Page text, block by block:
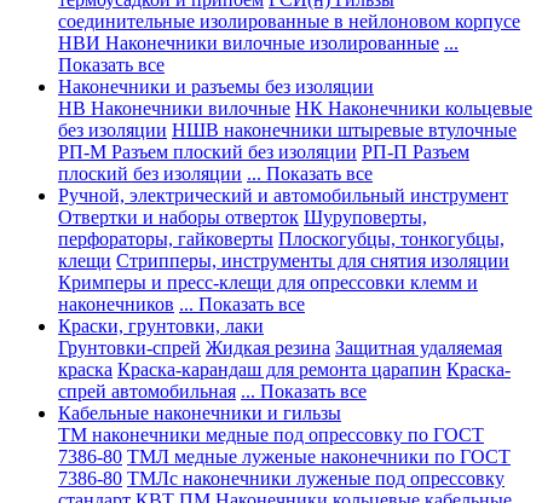
соединительные изолированные в нейлоновом корпусе
НВИ Наконечники вилочные изолированные ...
Показать все
Наконечники и разъемы без изоляции
НВ Наконечники вилочные НК Наконечники кольцевые
без изоляции НШВ наконечники штыревые втулочные
РП-М Разъем плоский без изоляции РП-П Разъем
плоский без изоляции ... Показать все
Ручной, электрический и автомобильный инструмент
Отвертки и наборы отверток Шуруповерты,
перфораторы, гайковерты Плоскогубцы, тонкогубцы,
клещи Стрипперы, инструменты для снятия изоляции
Кримперы и пресс-клещи для опрессовки клемм и
наконечников ... Показать все
Краски, грунтовки, лаки
Грунтовки-спрей Жидкая резина Защитная удаляемая
краска Краска-карандаш для ремонта царапин Краска-
спрей автомобильная ... Показать все
Кабельные наконечники и гильзы
ТМ наконечники медные под опрессовку по ГОСТ
7386-80 ТМЛ медные луженые наконечники по ГОСТ
7386-80 ТМЛс наконечники луженые под опрессовку